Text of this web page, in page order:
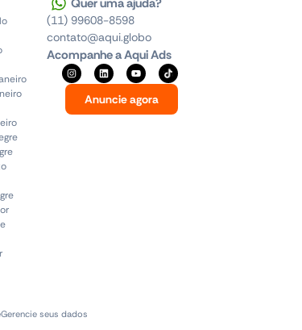
Quer uma ajuda?
(11) 99608-8598
contato@aqui.globo
Acompanhe a Aqui Ads
Anuncie agora
Gerencie seus dados